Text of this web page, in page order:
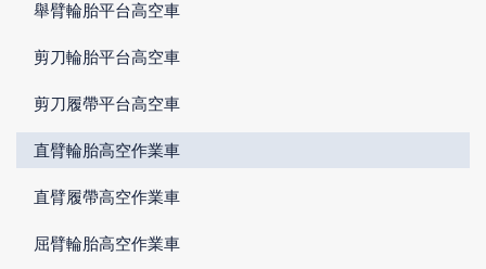
舉臂輪胎平台高空車
剪刀輪胎平台高空車
剪刀履帶平台高空車
直臂輪胎高空作業車
直臂履帶高空作業車
屈臂輪胎高空作業車